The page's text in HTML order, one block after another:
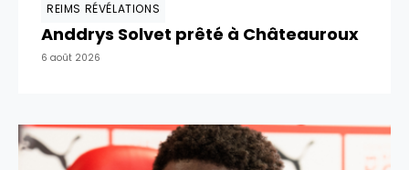
REIMS RÉVÉLATIONS
Anddrys Solvet prêté à Châteauroux
6 août 2026